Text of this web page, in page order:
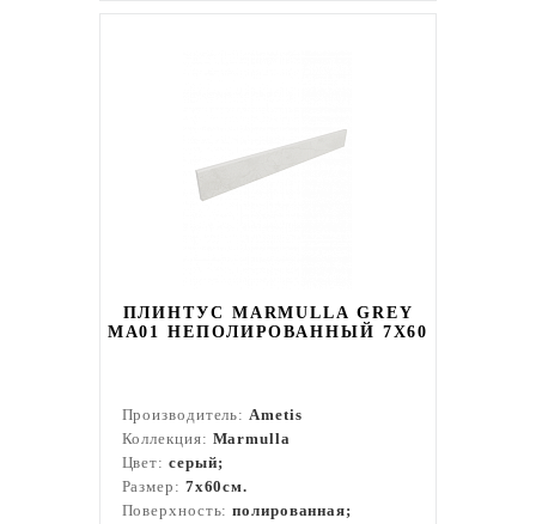
ПЛИНТУС MARMULLA GREY
MA01 НЕПОЛИРОВАННЫЙ 7X60
Производитель:Ametis
Коллекция: Marmulla
Цвет: серый;
Размер: 7x60см.
Поверхность:полированная;